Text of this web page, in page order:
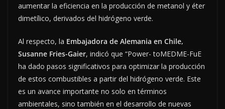
aumentar la eficiencia en la producción de metanol y éter
dimetílico, derivados del hidrógeno verde.
Al respecto, la Embajadora de Alemania en Chile,
Susanne Fries-Gaier, indicó que “Power- toMEDME-FuE
ha dado pasos significativos para optimizar la producción
de estos combustibles a partir del hidrógeno verde. Este
es un avance importante no solo en términos
ambientales, sino también en el desarrollo de nuevas